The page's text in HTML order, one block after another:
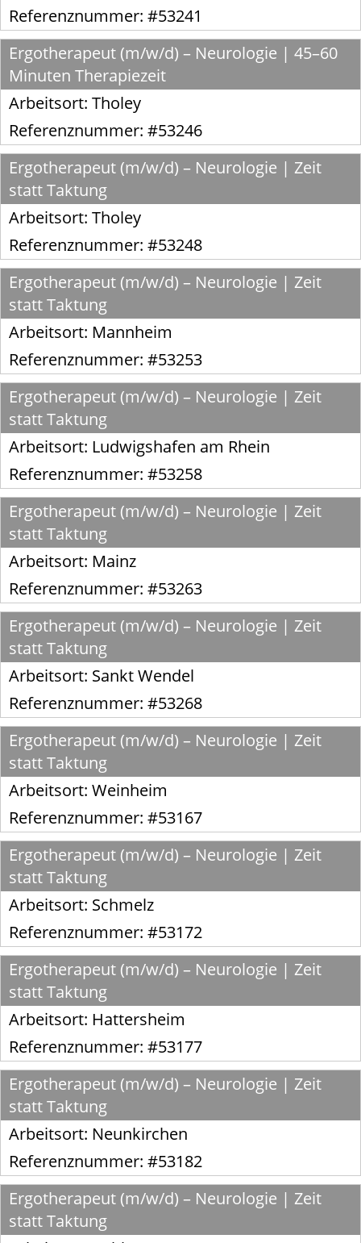
Referenznummer: #53241
Ergotherapeut (m/w/d) – Neurologie | 45–60
Minuten Therapiezeit
Arbeitsort: Tholey
Referenznummer: #53246
Ergotherapeut (m/w/d) – Neurologie | Zeit
statt Taktung
Arbeitsort: Tholey
Referenznummer: #53248
Ergotherapeut (m/w/d) – Neurologie | Zeit
statt Taktung
Arbeitsort: Mannheim
Referenznummer: #53253
Ergotherapeut (m/w/d) – Neurologie | Zeit
statt Taktung
Arbeitsort: Ludwigshafen am Rhein
Referenznummer: #53258
Ergotherapeut (m/w/d) – Neurologie | Zeit
statt Taktung
Arbeitsort: Mainz
Referenznummer: #53263
Ergotherapeut (m/w/d) – Neurologie | Zeit
statt Taktung
Arbeitsort: Sankt Wendel
Referenznummer: #53268
Ergotherapeut (m/w/d) – Neurologie | Zeit
statt Taktung
Arbeitsort: Weinheim
Referenznummer: #53167
Ergotherapeut (m/w/d) – Neurologie | Zeit
statt Taktung
Arbeitsort: Schmelz
Referenznummer: #53172
Ergotherapeut (m/w/d) – Neurologie | Zeit
statt Taktung
Arbeitsort: Hattersheim
Referenznummer: #53177
Ergotherapeut (m/w/d) – Neurologie | Zeit
statt Taktung
Arbeitsort: Neunkirchen
Referenznummer: #53182
Ergotherapeut (m/w/d) – Neurologie | Zeit
statt Taktung